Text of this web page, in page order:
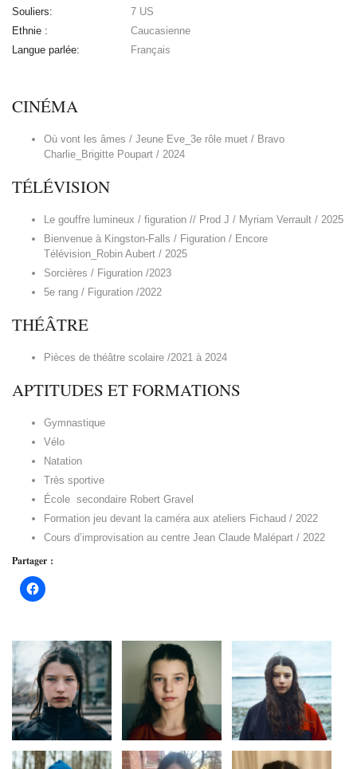
Souliers:
7 US
Ethnie :
Caucasienne
Langue parlée:
Français
CINÉMA
Où vont les âmes / Jeune Eve_3e rôle muet / Bravo
Charlie_Brigitte Poupart / 2024
TÉLÉVISION
Le gouffre lumineux / figuration // Prod J / Myriam Verrault / 2025
Bienvenue à Kingston-Falls / Figuration / Encore
Télévision_Robin Aubert / 2025
Sorcières / Figuration /2023
5e rang / Figuration /2022
THÉÂTRE
Pièces de théâtre scolaire /2021 à 2024
APTITUDES ET FORMATIONS
Gymnastique
Vélo
Natation
Très sportive
École secondaire Robert Gravel
Formation jeu devant la caméra aux ateliers Fichaud / 2022
Cours d’improvisation au centre Jean Claude Malépart / 2022
Partager :